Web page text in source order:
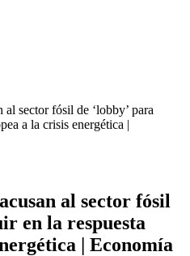
al sector fósil de ‘lobby’ para
a la crisis energética |
al sector fósil
en la respuesta
| Economía